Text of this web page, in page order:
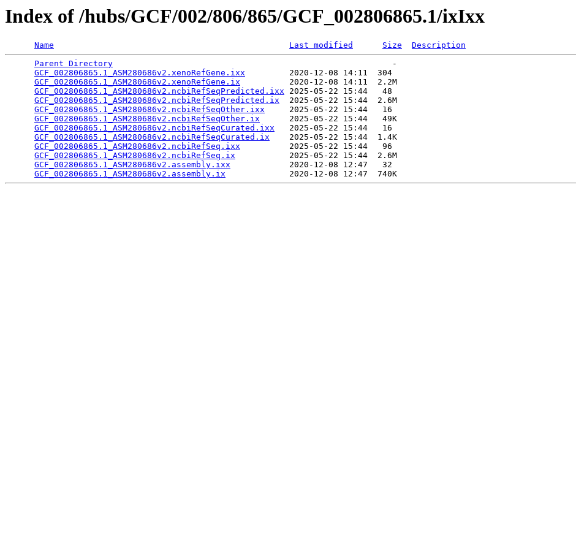
Index of /hubs/GCF/002/806/865/GCF_002806865.1/ixIxx
Name Last modified Size
Description
Parent Directory
                                                         -
GCF_002806865.1_ASM280686v2.xenoRefGene.ixx
         2020-12-08 14:11  304
GCF_002806865.1_ASM280686v2.xenoRefGene.ix
          2020-12-08 14:11  2.2M
GCF_002806865.1_ASM280686v2.ncbiRefSeqPredicted.ixx 2025-05-22 15:44   48
GCF_002806865.1_ASM280686v2.ncbiRefSeqPredicted.ix
  2025-05-22 15:44  2.6M
GCF_002806865.1_ASM280686v2.ncbiRefSeqOther.ixx
     2025-05-22 15:44   16
GCF_002806865.1_ASM280686v2.ncbiRefSeqOther.ix
      2025-05-22 15:44   49K
GCF_002806865.1_ASM280686v2.ncbiRefSeqCurated.ixx
   2025-05-22 15:44   16
GCF_002806865.1_ASM280686v2.ncbiRefSeqCurated.ix
    2025-05-22 15:44  1.4K
GCF_002806865.1_ASM280686v2.ncbiRefSeq.ixx
          2025-05-22 15:44   96
GCF_002806865.1_ASM280686v2.ncbiRefSeq.ix
           2025-05-22 15:44  2.6M
GCF_002806865.1_ASM280686v2.assembly.ixx
            2020-12-08 12:47   32
GCF_002806865.1_ASM280686v2.assembly.ix